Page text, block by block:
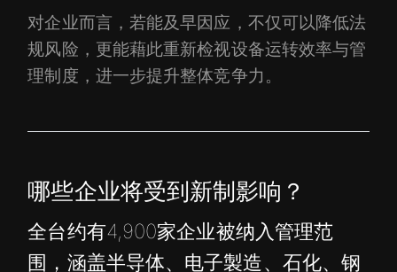
对企业而言，若能及早因应，不仅可以降低法
规风险，更能藉此重新检视设备运转效率与管
理制度，进一步提升整体竞争力。
哪些企业将受到新制影响？
全台约有4,900家企业被纳入管理范
围，涵盖半导体、电子製造、石化、钢